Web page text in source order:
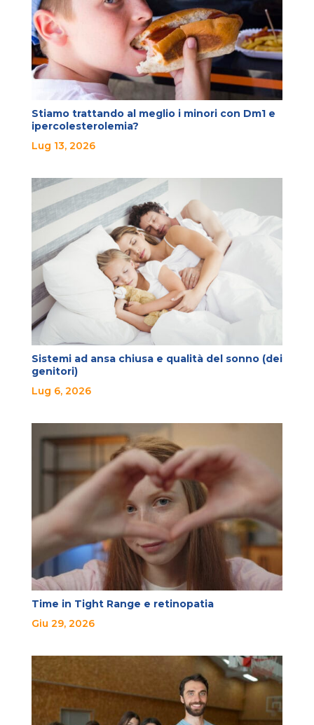
Stiamo trattando al meglio i minori con Dm1 e
ipercolesterolemia?
Lug 13, 2026
Sistemi ad ansa chiusa e qualità del sonno (dei
genitori)
Lug 6, 2026
Time in Tight Range e retinopatia
Giu 29, 2026